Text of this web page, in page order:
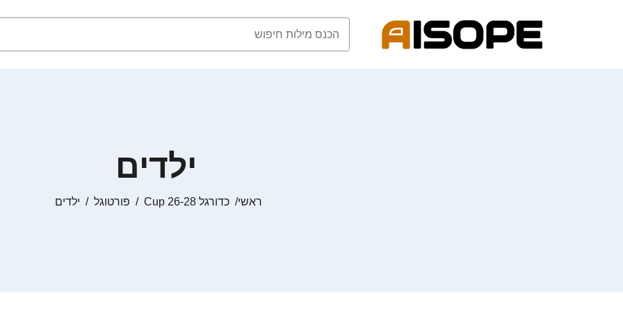
ילדים
ראשי כדורגל Cup 26-28 פורטוגל ילדים